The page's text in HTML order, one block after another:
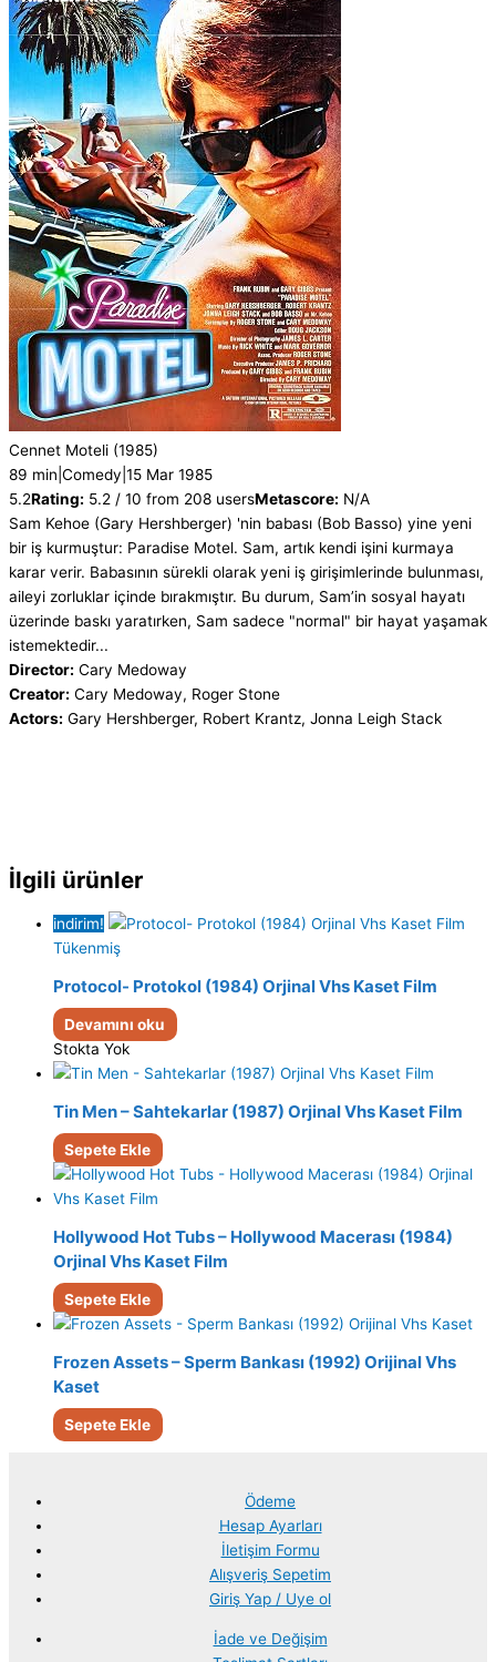
Cennet Moteli (1985)
89 min Comedy 15 Mar 1985
5.2Rating: 5.2 / 10 from 208 usersMetascore: N/A
Sam Kehoe (Gary Hershberger) 'nin babası (Bob Basso) yine yeni
bir iş kurmuştur: Paradise Motel. Sam, artık kendi işini kurmaya
karar verir. Babasının sürekli olarak yeni iş girişimlerinde bulunması,
aileyi zorluklar içinde bırakmıştır. Bu durum, Sam’in sosyal hayatı
üzerinde baskı yaratırken, Sam sadece "normal" bir hayat yaşamak
istemektedir...
Director: Cary Medoway
Creator: Cary Medoway, Roger Stone
Actors: Gary Hershberger, Robert Krantz, Jonna Leigh Stack
İlgili ürünler
indirim!
Tükenmiş
Protocol- Protokol (1984) Orjinal Vhs Kaset Film
Devamını oku
Stokta Yok
Tin Men – Sahtekarlar (1987) Orjinal Vhs Kaset Film
Sepete Ekle
Hollywood Hot Tubs – Hollywood Macerası (1984)
Orjinal Vhs Kaset Film
Sepete Ekle
Frozen Assets – Sperm Bankası (1992) Orijinal Vhs
Kaset
Sepete Ekle
Ödeme
Hesap Ayarları
İletişim Formu
Alışveriş Sepetim
Giriş Yap / Uye ol
İade ve Değişim